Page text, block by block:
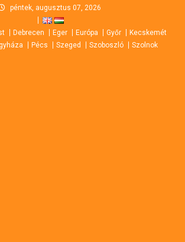
péntek, augusztus 07, 2026
Debrecen Eger Európa Győr
Kecskemét
Pécs Szeged Szoboszló Szolnok